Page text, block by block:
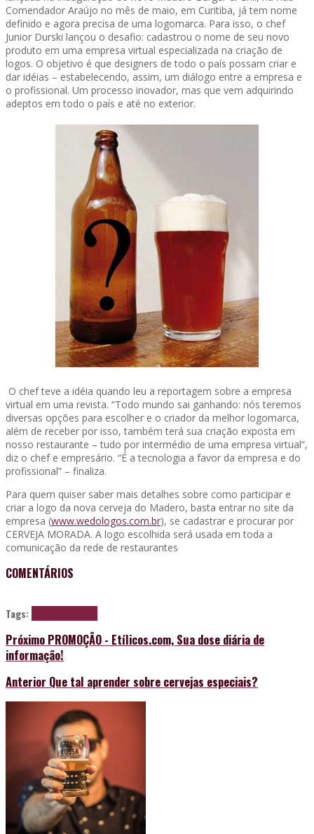
Comendador Araújo no mês de maio, em Curitiba, já tem nome
definido e agora precisa de uma logomarca. Para isso, o chef
Junior Durski lançou o desafio: cadastrou o nome de seu novo
produto em uma empresa virtual especializada na criação de
logos. O objetivo é que designers de todo o país possam criar e
dar idéias – estabelecendo, assim, um diálogo entre a empresa e
o profissional. Um processo inovador, mas que vem adquirindo
adeptos em todo o país e até no exterior.
O chef teve a idéia quando leu a reportagem sobre a empresa
virtual em uma revista. “Todo mundo sai ganhando: nós teremos
diversas opções para escolher e o criador da melhor logomarca,
além de receber por isso, também terá sua criação exposta em
nosso restaurante – tudo por intermédio de uma empresa virtual”,
diz o chef e empresário. “É a tecnologia a favor da empresa e do
profissional” – finaliza.
Para quem quiser saber mais detalhes sobre como participar e
criar a logo da nova cerveja do Madero, basta entrar no site da
empresa (www.wedologos.com.br), se cadastrar e procurar por
CERVEJA MORADA. A logo escolhida será usada em toda a
comunicação da rede de restaurantes
COMENTÁRIOS
Tags:
Próximo PROMOÇÃO - Etílicos.com, Sua dose diária de
informação!
Anterior Que tal aprender sobre cervejas especiais?